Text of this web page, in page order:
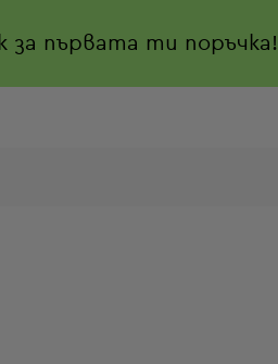
за първата ти поръчка!